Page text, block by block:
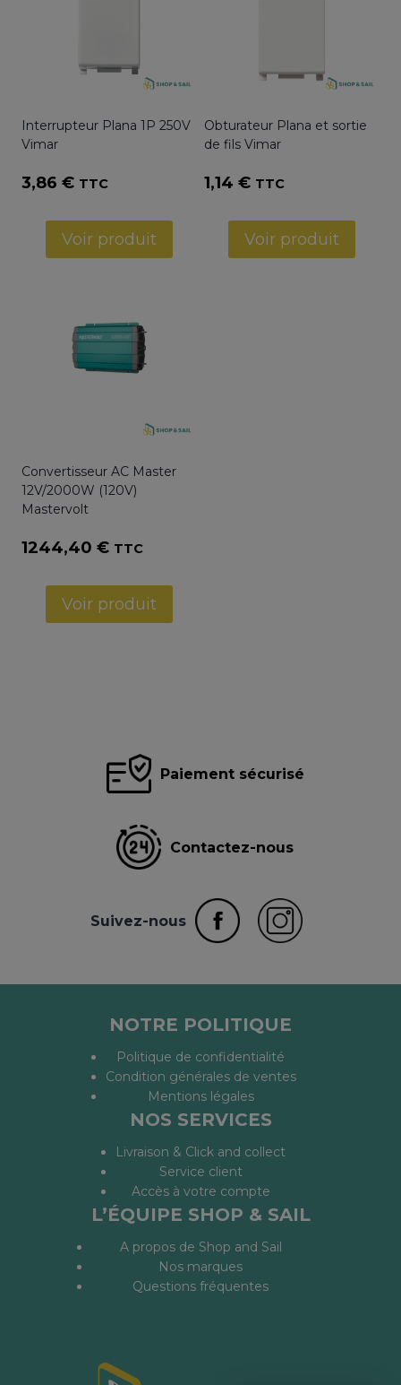
Interrupteur Plana 1P 250V
Vimar
3,86 € TTC
Voir produit
Obturateur Plana et sortie
de fils Vimar
1,14 € TTC
Voir produit
Convertisseur AC Master
12V/2000W (120V)
Mastervolt
1244,40 € TTC
Voir produit
Paiement sécurisé
Contactez-nous
Suivez-nous
NOTRE POLITIQUE
Politique de confidentialité
Condition générales de ventes
Mentions légales
NOS SERVICES
Livraison & Click and collect
Service client
Accès à votre compte
L’ÉQUIPE SHOP & SAIL
A propos de Shop and Sail
Nos marques
Questions fréquentes